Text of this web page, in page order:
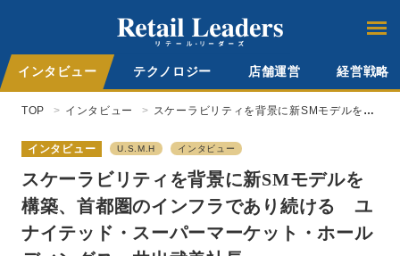
インタビュー テクノロジー 店舗運営 経営戦略
TOP インタビュー
スケーラビリティを背景に新SMモデルを構
イテッド・スーパーマーケット・ホールデ
ィングス 井出武美社長
インタビュー U.S.M.H インタビュー
スケーラビリティを背景に新SMモデルを
構築、首都圏のインフラであり続ける ユ
ナイテッド・スーパーマーケット・ホール